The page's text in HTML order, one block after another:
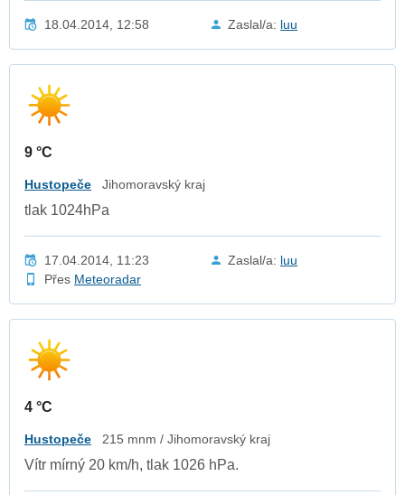
18.04.2014, 12:58 Zaslal/a: luu
9 °C
Hustopeče Jihomoravský kraj
tlak 1024hPa
17.04.2014, 11:23 Zaslal/a: luu
Přes Meteoradar
4 °C
Hustopeče 215 mnm / Jihomoravský kraj
Vítr mírný 20 km/h, tlak 1026 hPa.